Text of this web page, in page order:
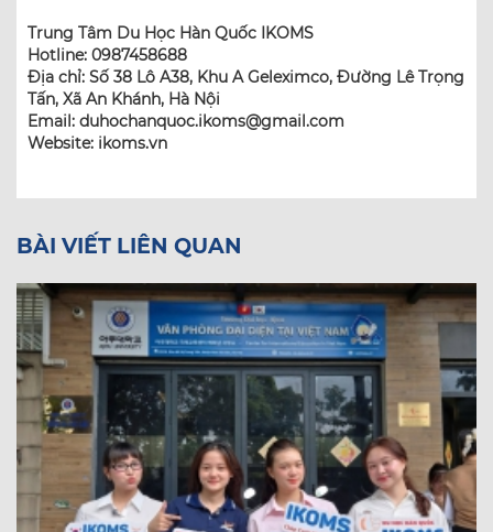
Trung Tâm Du Học Hàn Quốc IKOMS
Hotline: 0987458688
Địa chỉ: Số 38 Lô A38, Khu A Geleximco, Đường Lê Trọng
Tấn, Xã An Khánh, Hà Nội
Email: duhochanquoc.ikoms@gmail.com
Website: ikoms.vn
BÀI VIẾT LIÊN QUAN